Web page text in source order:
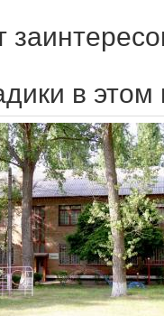
в этом